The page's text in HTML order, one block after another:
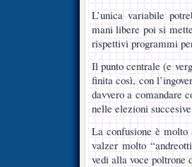
L’unica variabile
mani libere poi si
rispettivi programmi
Il punto centrale (e
finita così, con
davvero a comandare
nelle elezioni
La confusione è
valzer molto
vedi alla voce poltrone